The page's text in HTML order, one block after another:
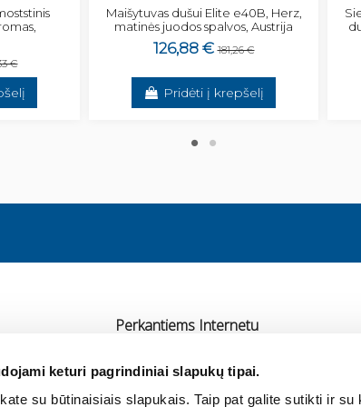
keturi pagrindiniai slapukų tipai.
su būtinaisiais slapukais. Taip pat galite sutikti ir su
€
Maišytuvas dušui Elite e40B, Herz,
matinės juodos spalvos, Austrija
126,88 € 181,26 €
Pridėti į krepšelį
Perkantiems Internetu
Pristatymas